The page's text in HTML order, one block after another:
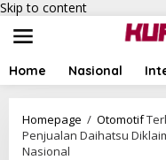
Skip to content
Home Nasional
Homepage / Otomotif
Penjualan Daihatsu
Nasional